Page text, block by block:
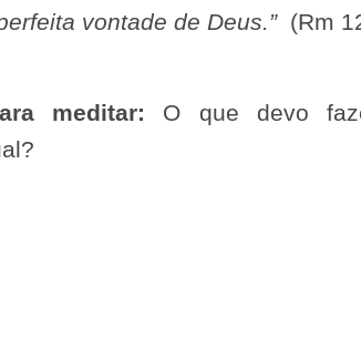
vontade de Deus.” (Rm
meditar:
O que devo